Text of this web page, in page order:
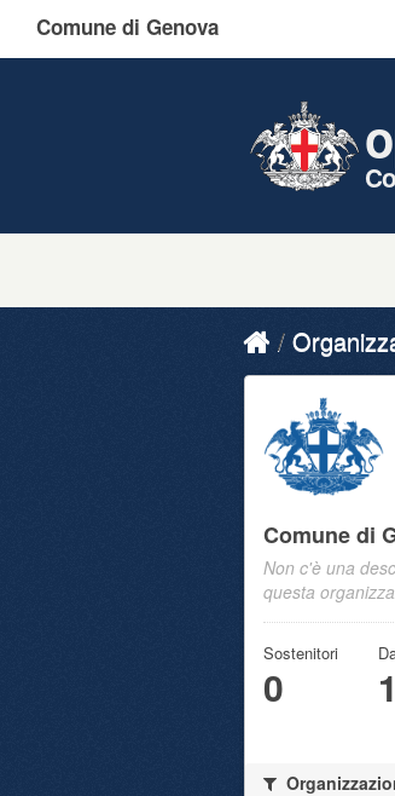
Comune di Genova
Comune di
Non c'è una
questa
Sostenitori
0 1